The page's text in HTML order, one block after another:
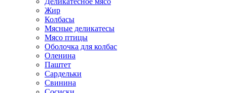
Жир
Колбасы
Мясные деликатесы
Мясо птицы
Оболочка для колбас
Оленина
Паштет
Сардельки
Свинина